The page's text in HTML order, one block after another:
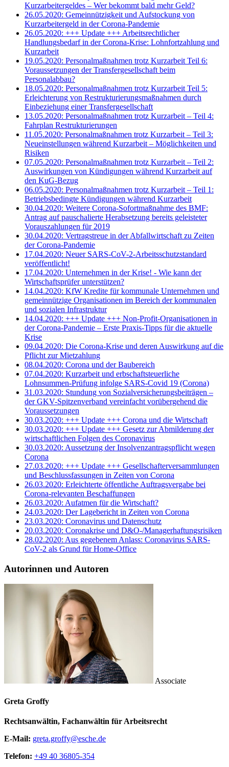
Kurzarbeitergeldes – Wer bekommt bald mehr Geld?
26.05.2020: Gemeinnützigkeit und Aufstockung von
Kurzarbeitergeld in der Corona-Pandemie
26.05.2020: +++ Update +++ Arbeitsrechtlicher
Handlungsbedarf in der Corona-Krise: Lohnfortzahlung und
Kurzarbeit
19.05.2020: Personalmaßnahmen trotz Kurzarbeit Teil 6:
Voraussetzungen der Transfergesellschaft beim
Personalabbau?
18.05.2020: Personalmaßnahmen trotz Kurzarbeit Teil 5:
Erleichterung von Restrukturierungsmaßnahmen durch
Einbeziehung einer Transfergesellschaft
13.05.2020: Personalmaßnahmen trotz Kurzarbeit – Teil 4:
Fahrplan Restrukturierungen
11.05.2020: Personalmaßnahmen trotz Kurzarbeit – Teil 3:
Neueinstellungen während Kurzarbeit – Möglichkeiten und
Risiken
07.05.2020: Personalmaßnahmen trotz Kurzarbeit – Teil 2:
Auswirkungen von Kündigungen während Kurzarbeit auf
den KuG-Bezug
06.05.2020: Personalmaßnahmen trotz Kurzarbeit – Teil 1:
Betriebsbedingte Kündigungen während Kurzarbeit
30.04.2020: Weitere Corona-Sofortmaßnahme des BMF:
Antrag auf pauschalierte Herabsetzung bereits geleisteter
Vorauszahlungen für 2019
30.04.2020: Vertragstreue in der Abfallwirtschaft zu Zeiten
der Corona-Pandemie
17.04.2020: Neuer SARS-CoV-2-Arbeitsschutzstandard
veröffentlicht!
17.04.2020: Unternehmen in der Krise! - Wie kann der
Wirtschaftsprüfer unterstützen?
14.04.2020: KfW Kredite für kommunale Unternehmen und
gemeinnützige Organisationen im Bereich der kommunalen
und sozialen Infrastruktur
14.04.2020: +++ Update +++ Non-Profit-Organisationen in
der Corona-Pandemie – Erste Praxis-Tipps für die aktuelle
Krise
09.04.2020: Die Corona-Krise und deren Auswirkung auf die
Pflicht zur Mietzahlung
08.04.2020: Corona und der Baubereich
07.04.2020: Kurzarbeit und erbschaftsteuerliche
Lohnsummen-Prüfung infolge SARS-Covid 19 (Corona)
31.03.2020: Stundung von Sozialversicherungsbeiträgen –
der GKV-Spitzenverband vereinfacht vorübergehend die
Voraussetzungen
30.03.2020: +++ Update +++ Corona und die Wirtschaft
30.03.2020: +++ Update +++ Gesetz zur Abmilderung der
wirtschaftlichen Folgen des Coronavirus
30.03.2020: Aussetzung der Insolvenzantragspflicht wegen
Corona
27.03.2020: +++ Update +++ Gesellschafterversammlungen
und Beschlussfassungen in Zeiten von Corona
26.03.2020: Erleichterte öffentliche Auftragsvergabe bei
Corona-relevanten Beschaffungen
26.03.2020: Aufatmen für die Wirtschaft?
24.03.2020: Der Lagebericht in Zeiten von Corona
23.03.2020: Coronavirus und Datenschutz
20.03.2020: Coronakrise und D&O-/Managerhaftungsrisiken
28.02.2020: Aus gegebenem Anlass: Coronavirus SARS-
CoV-2 als Grund für Home-Office
Autorinnen und Autoren
Associate
Greta Groffy
Rechtsanwältin, Fachanwältin für Arbeitsrecht
E-Mail: greta.groffy@esche.de
Telefon: +49 40 36805-354